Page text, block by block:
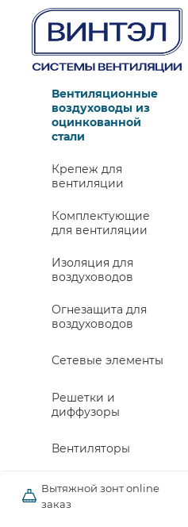
МОСКВА И ОБЛАСТЬ
Вентиляционные
воздуховоды из
оцинкованной
стали
Крепеж для
вентиляции
Комплектующие
для вентиляции
Изоляция для
воздуховодов
Огнезащита для
воздуховодов
Сетевые элементы
Решетки и
диффузоры
Вентиляторы
Вытяжной зонт online
заказ